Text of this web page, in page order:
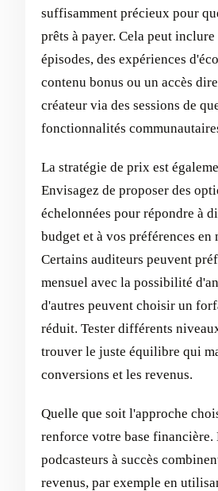
suffisamment précieux pour
prêts à payer. Cela peut
épisodes, des expériences
contenu bonus ou un accès
créateur via des sessions de
fonctionnalités
La stratégie de prix est
Envisagez de proposer des
échelonnées pour répondre à
budget et à vos préférences en
Certains auditeurs peuvent
mensuel avec la possibilité
d'autres peuvent choisir un
réduit. Tester différents
trouver le juste équilibre qui
conversions et les revenus.
Quelle que soit l'approche
renforce votre base financière.
podcasteurs à succès
revenus, par exemple en